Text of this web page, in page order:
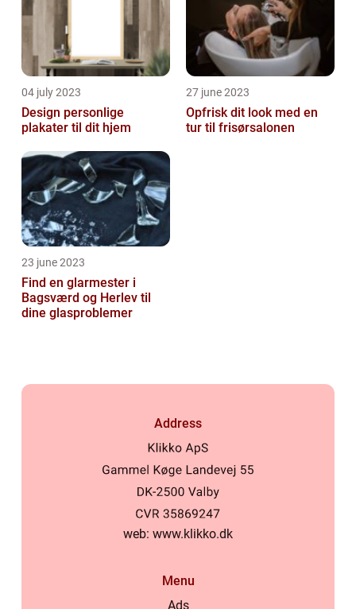
04 july 2023
Design personlige
plakater til dit hjem
27 june 2023
Opfrisk dit look med en
tur til frisørsalonen
23 june 2023
Find en glarmester i
Bagsværd og Herlev til
dine glasproblemer
Address
web: www.klikko.dk
Menu
Ads